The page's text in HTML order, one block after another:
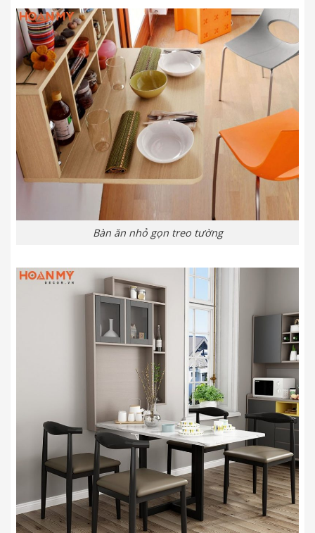
Bàn ăn nhỏ gọn treo tường